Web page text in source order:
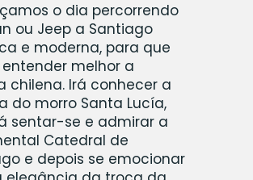
o dia percorrendo
ou Jeep a Santiago
e moderna, para que
melhor a
chilena. Irá conhecer a
do morro Santa Lucía,
sentar-se e admirar a
Catedral de
e depois se emocionar